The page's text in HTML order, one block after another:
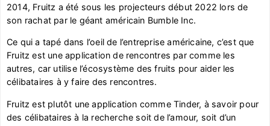
2014, Fruitz a été sous les projecteurs début 2022 lors de
son rachat par le géant américain Bumble Inc.
Ce qui a tapé dans l’oeil de l’entreprise américaine, c’est que
Fruitz est une application de rencontres par comme les
autres, car utilise l’écosystème des fruits pour aider les
célibataires à y faire des rencontres.
Fruitz est plutôt une application comme Tinder, à savoir pour
des célibataires à la recherche soit de l’amour, soit d’un